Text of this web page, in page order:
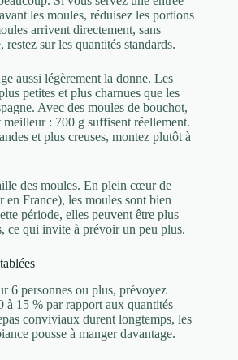
les moules, réduisez les portions
arrivent directement, sans
sur les quantités standards.
aussi légèrement la donne. Les
petites et plus charnues que les
Avec des moules de bouchot,
meilleur : 700 g suffisent réellement.
et plus creuses, montez plutôt à
des moules. En plein cœur de
en France), les moules sont bien
période, elles peuvent être plus
ce qui invite à prévoir un peu plus.
6 personnes ou plus, prévoyez
à 15 % par rapport aux quantités
conviviaux durent longtemps, les
pousse à manger davantage.